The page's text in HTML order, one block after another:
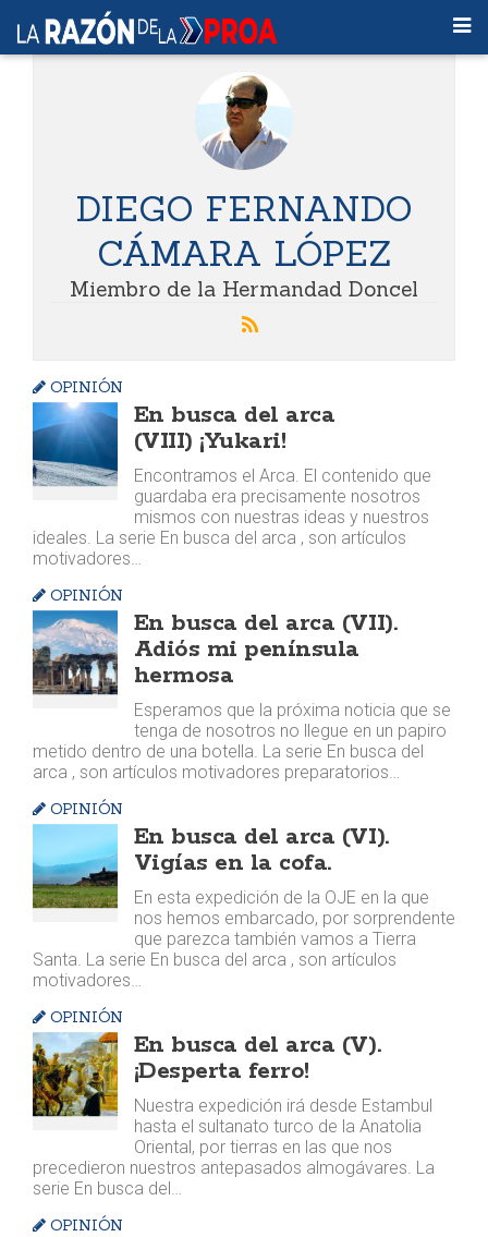
DIEGO FERNANDO
CÁMARA LÓPEZ
Miembro de la Hermandad Doncel
OPINIÓN
En busca del arca
(VIII) ¡Yukari!
Encontramos el Arca. El contenido que
guardaba era precisamente nosotros
mismos con nuestras ideas y nuestros
ideales. La serie En busca del arca , son artículos
motivadores…
OPINIÓN
En busca del arca (VII).
Adiós mi península
hermosa
Esperamos que la próxima noticia que se
tenga de nosotros no llegue en un papiro
metido dentro de una botella. La serie En busca del
arca , son artículos motivadores preparatorios…
OPINIÓN
En busca del arca (VI).
Vigías en la cofa.
En esta expedición de la OJE en la que
nos hemos embarcado, por sorprendente
que parezca también vamos a Tierra
Santa. La serie En busca del arca , son artículos
motivadores…
OPINIÓN
En busca del arca (V).
¡Desperta ferro!
Nuestra expedición irá desde Estambul
hasta el sultanato turco de la Anatolia
Oriental, por tierras en las que nos
precedieron nuestros antepasados almogávares. La
serie En busca del…
OPINIÓN